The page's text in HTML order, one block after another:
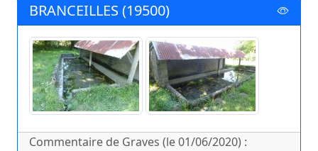
BRANCEILLES (19500)
Commentaire de Graves (le 01/06/2020) :